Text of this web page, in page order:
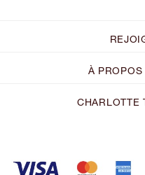
À
CHARLOTTE